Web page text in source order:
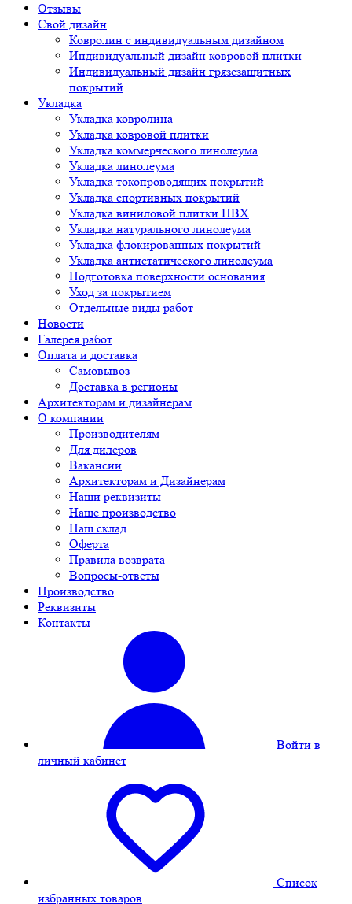
Отзывы
Свой дизайн
Ковролин с индивидуальным дизайном
Индивидуальный дизайн ковровой плитки
Индивидуальный дизайн грязезащитных
покрытий
Укладка
Укладка ковролина
Укладка ковровой плитки
Укладка коммерческого линолеума
Укладка линолеума
Укладка токопроводящих покрытий
Укладка спортивных покрытий
Укладка виниловой плитки ПВХ
Укладка натурального линолеума
Укладка флокированных покрытий
Укладка антистатического линолеума
Подготовка поверхности основания
Уход за покрытием
Отдельные виды работ
Новости
Галерея работ
Оплата и доставка
Самовывоз
Доставка в регионы
Архитекторам и дизайнерам
О компании
Производителям
Для дилеров
Вакансии
Архитекторам и Дизайнерам
Наши реквизиты
Наше производство
Наш склад
Оферта
Правила возврата
Вопросы-ответы
Производство
Реквизиты
Контакты
Войти в
личный кабинет
Cписок
избранных товаров